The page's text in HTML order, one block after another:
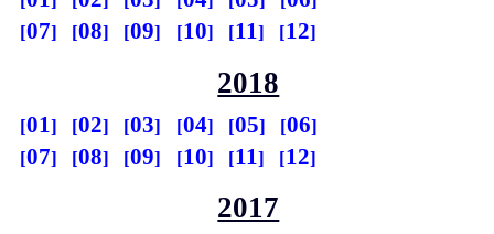
07
08 09 10 11 12
2018
01 02 03 04 05
06
07
08 09 10 11 12
2017